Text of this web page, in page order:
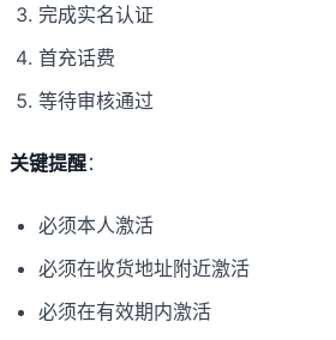
完成实名认证
首充话费
等待审核通过
关键提醒：
必须本人激活
必须在收货地址附近激活
必须在有效期内激活